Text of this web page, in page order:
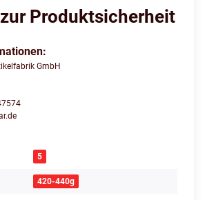
Produktsicherheit
GmbH
5
420-440g